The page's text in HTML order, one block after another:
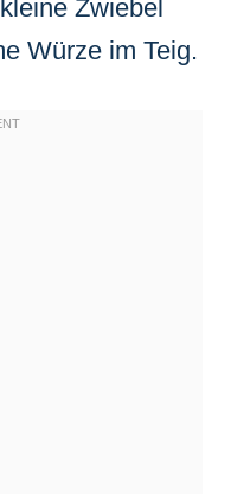
Zwiebel
Würze im Teig.